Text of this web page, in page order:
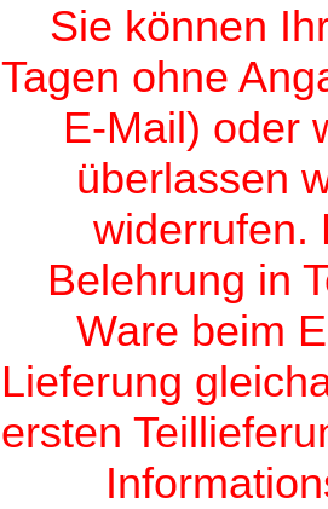
Sie können
Tagen ohne
E-Mail) oder
überlassen
widerrufen.
Belehrung in
Ware beim
Lieferung
ersten